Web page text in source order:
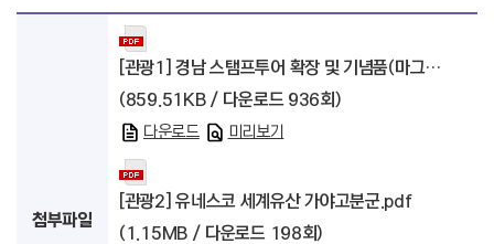
첨부파일
[관광1] 경남 스탬프투어 확장 및 기념품(마그넷) 특화사업.pdf
(859.51KB / 다운로드 936회)
다운로드 미리보기
[관광2] 유네스코 세계유산 가야고분군.pdf
(1.15MB / 다운로드 198회)